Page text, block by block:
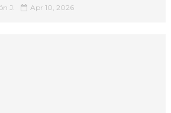
J. Apr 10, 2026